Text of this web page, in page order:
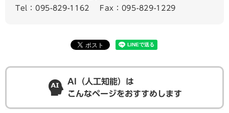
Tel：095-829-1162
Fax：095-829-1229
AI（人工知能）は
こんなページをおすすめします